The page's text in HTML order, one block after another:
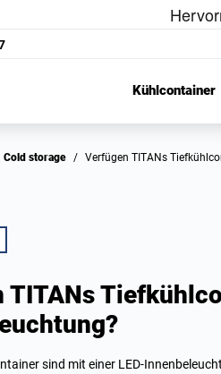
Kühlcontainer
Cold storage / Verfügen TITANs
TITANs
sind mit einer LED-